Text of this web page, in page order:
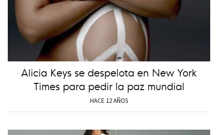
Alicia Keys se despelota en New York
Times para pedir la paz mundial
HACE 12 AÑOS